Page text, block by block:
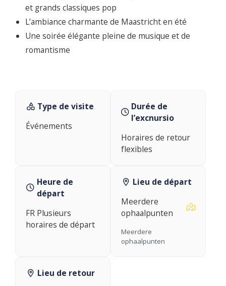
et grands classiques pop
L’ambiance charmante de Maastricht en été
Une soirée élégante pleine de musique et de
romantisme
Type de visite
Événements
Durée de
l’excnursio
Horaires de retour
flexibles
Heure de
départ
FR Plusieurs
horaires de départ
Lieu de départ
Meerdere
ophaalpunten
Meerdere
ophaalpunten
Lieu de retour